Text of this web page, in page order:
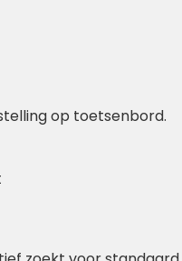
op toetsenbord.